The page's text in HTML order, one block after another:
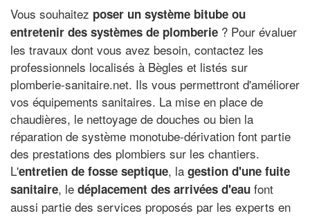
Vous souhaitez poser un système bitube ou
entretenir des systèmes de plomberie ? Pour évaluer
les travaux dont vous avez besoin, contactez les
professionnels localisés à Bègles et listés sur
plomberie-sanitaire.net. Ils vous permettront d'améliorer
vos équipements sanitaires. La mise en place de
chaudières, le nettoyage de douches ou bien la
réparation de système monotube-dérivation font partie
des prestations des plombiers sur les chantiers.
L'entretien de fosse septique, la gestion d'une fuite
sanitaire, le déplacement des arrivées d'eau font
aussi partie des services proposés par les experts en